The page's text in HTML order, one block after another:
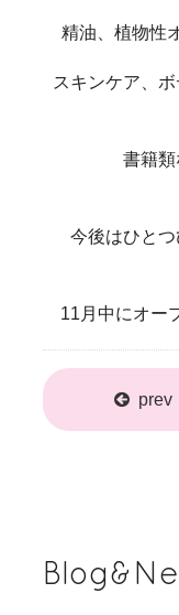
精油、植物性
スキンケア、
書籍類
今後はひとつ
11月中にオー
prev